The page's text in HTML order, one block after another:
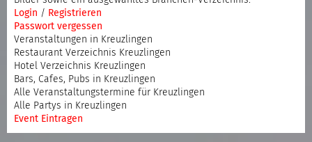
Login / Registrieren
Passwort vergessen
Veranstaltungen in Kreuzlingen
Restaurant Verzeichnis Kreuzlingen
Hotel Verzeichnis Kreuzlingen
Bars, Cafes, Pubs in Kreuzlingen
Alle Veranstaltungstermine für Kreuzlingen
Alle Partys in Kreuzlingen
Event Eintragen